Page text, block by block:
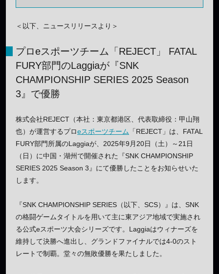
＜以下、ニュースリリースより＞
プロeスポーツチーム「REJECT」 FATAL
FURY部門のLaggiaが『SNK
CHAMPIONSHIP SERIES 2025 Season
3』で優勝
株式会社REJECT（本社：東京都港区、代表取締役：甲山翔
也）が運営するプロeスポーツチーム
「REJECT」は、FATAL
FURY部門所属のLaggiaが、2025年9月20日（土）～21日
（日）に中国・湖州で開催された『SNK CHAMPIONSHIP
SERIES 2025 Season 3』にて優勝したことをお知らせいた
します。
『SNK CHAMPIONSHIP SERIES（以下、SCS）』は、SNK
の格闘ゲームタイトルを用いて主に東アジア地域で実施され
る公式eスポーツ大会シリーズです。Laggiaはウィナーズを
維持して決勝へ進出し、グランドファイナルでは4-0のスト
レートで制覇。堂々の無敗優勝を果たしました。